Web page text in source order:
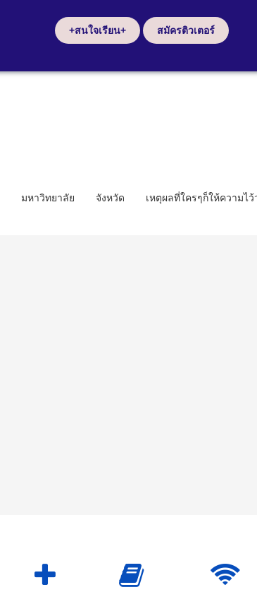
+สนใจเรียน+ สมัครติวเตอร์
มหาวิทยาลัย จังหวัด เหตุผลที่ใครๆก็ให้ความไว้